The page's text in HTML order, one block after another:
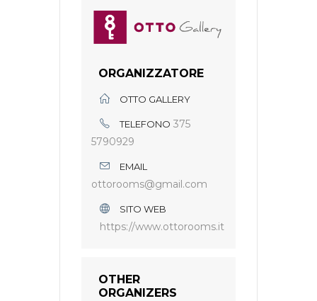
ORGANIZZATORE
OTTO GALLERY
TELEFONO 375
5790929
EMAIL
ottorooms@gmail.com
SITO WEB
https://www.ottorooms.it
OTHER
ORGANIZERS